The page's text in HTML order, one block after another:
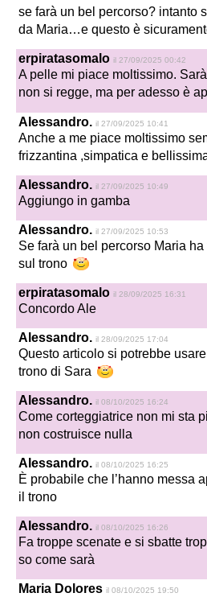
se farà un bel percorso? intanto
da Maria…e questo è
erpiratasomalo il 27/09/2025 00:42
A pelle mi piace moltissimo.
non si regge, ma per adesso è
Alessandro. il 27/09/2025 10:41
Anche a me piace moltissimo
frizzantina ,simpatica e
Alessandro. il 27/09/2025 10:49
Aggiungo in gamba
Alessandro. il 27/09/2025 10:53
Se farà un bel percorso Maria
sul trono
erpiratasomalo il 28/09/2025 16:31
Concordo Ale
Alessandro. il 28/09/2025 17:04
Questo articolo si potrebbe
trono di Sara
Alessandro. il 08/10/2025 16:24
Come corteggiatrice non mi sta
non costruisce nulla
Alessandro. il 08/10/2025 16:25
È probabile che l’hanno messa
il trono
Alessandro. il 08/10/2025 16:26
Fa troppe scenate e si sbatte
so come sarà
Maria Dolores il 08/10/2025 19:50